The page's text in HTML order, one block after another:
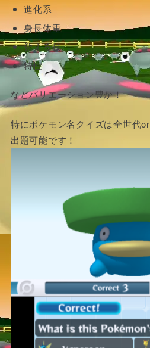
進化系
身長体重
覚える技
特性
などバリエーション豊か！
特にポケモン名クイズは全世代
出題可能です！